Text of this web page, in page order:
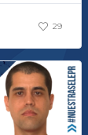
29